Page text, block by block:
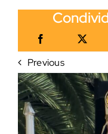
Previous